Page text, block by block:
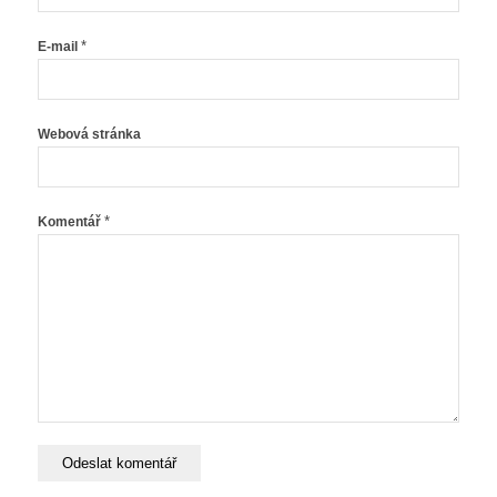
E-mail *
Webová stránka
Komentář *